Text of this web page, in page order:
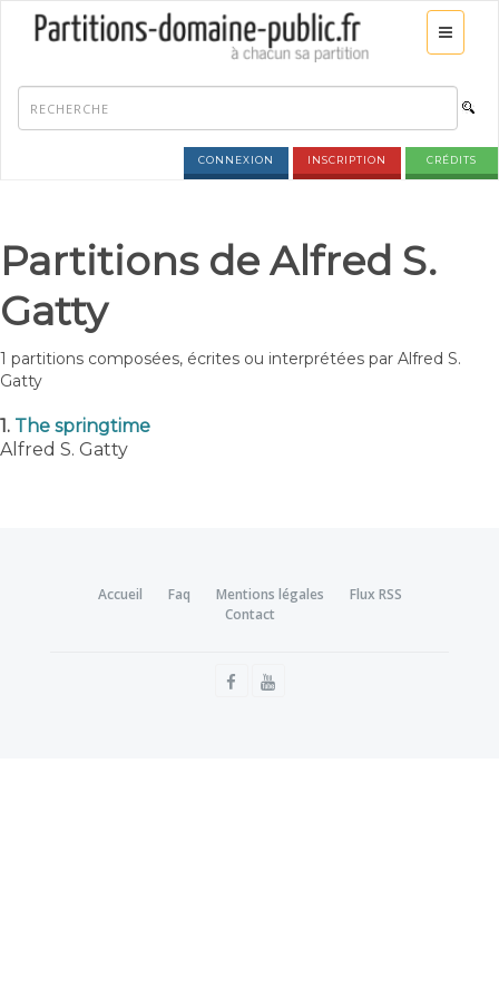
CONNEXION INSCRIPTION CRÉDITS
Partitions de Alfred S.
Gatty
1 partitions composées, écrites ou interprétées par Alfred S.
Gatty
1. The springtime
Alfred S. Gatty
Accueil Faq Mentions légales
Flux RSS
Contact